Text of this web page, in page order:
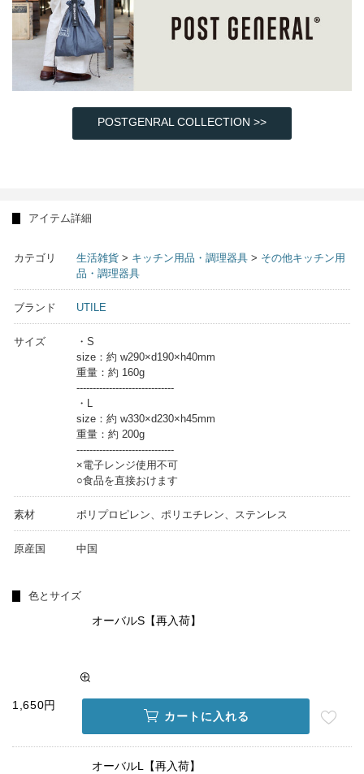
POSTGENRAL COLLECTION >>
アイテム詳細
カテゴリ 生活雑貨 > キッチン用品・調理器具 > その他キッチン用
品・調理器具
ブランド UTILE
サイズ
・S
size：約 w290×d190×h40mm
重量：約 160g
------------------------------
・L
size：約 w330×d230×h45mm
重量：約 200g
------------------------------
×電子レンジ使用不可
○食品を直接おけます
素材 ポリプロピレン、ポリエチレン、ステンレス
原産国 中国
色とサイズ
オーバルS【再入荷】
1,650円
カートに入れる
オーバルL【再入荷】